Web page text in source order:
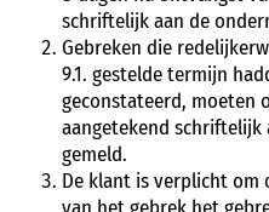
schriftelijk aan de
Gebreken die
9.1. gestelde termijn
geconstateerd, moeten
aangetekend schriftelijk
gemeld.
De klant is verplicht